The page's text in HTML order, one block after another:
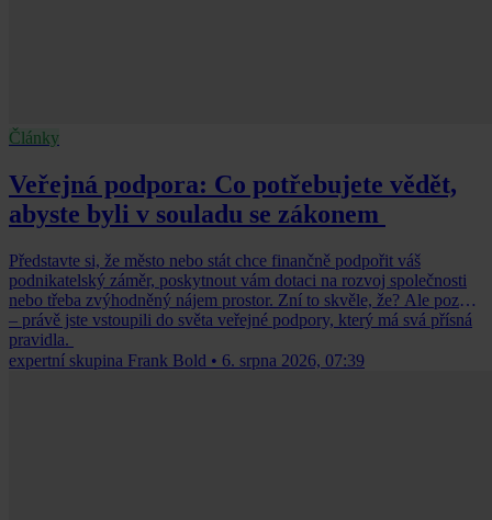
Články
Veřejná podpora: Co potřebujete vědět,
abyste byli v souladu se zákonem
Představte si, že město nebo stát chce finančně podpořit váš
podnikatelský záměr, poskytnout vám dotaci na rozvoj společnosti
nebo třeba zvýhodněný nájem prostor. Zní to skvěle, že? Ale pozor
– právě jste vstoupili do světa veřejné podpory, který má svá přísná
pravidla.
expertní skupina Frank Bold • 6. srpna 2026, 07:39